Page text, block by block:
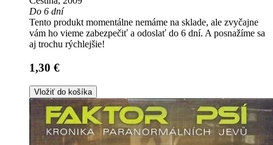
Do 6 dní
Tento produkt momentálne nemáme na sklade, ale zvyčajne
vám ho vieme zabezpečiť a odoslať do 6 dní. A posnažíme sa
aj trochu rýchlejšie!
1,30 €
Vložiť do košíka